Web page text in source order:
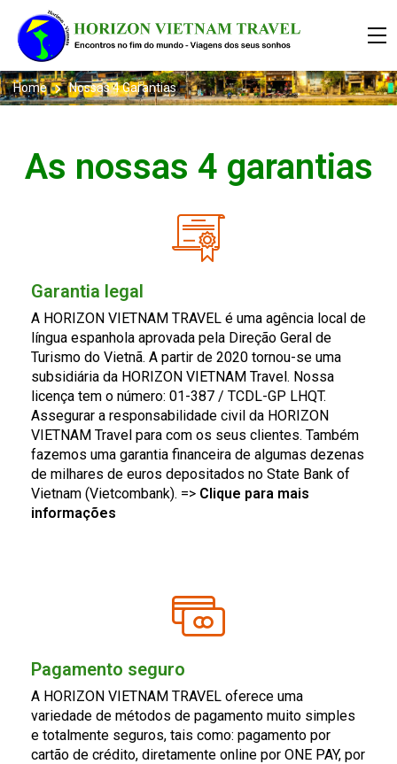
Home Nossas 4 Garantias
As nossas 4 garantias
Garantia legal
A HORIZON VIETNAM TRAVEL é uma agência local de
língua espanhola aprovada pela Direção Geral de
Turismo do Vietnã. A partir de 2020 tornou-se uma
subsidiária da HORIZON VIETNAM Travel. Nossa
licença tem o número: 01-387 / TCDL-GP LHQT.
Assegurar a responsabilidade civil da HORIZON
VIETNAM Travel para com os seus clientes. Também
fazemos uma garantia financeira de algumas dezenas
de milhares de euros depositados no State Bank of
Vietnam (Vietcombank). => Clique para mais
informações
Pagamento seguro
A HORIZON VIETNAM TRAVEL oferece uma
variedade de métodos de pagamento muito simples
e totalmente seguros, tais como: pagamento por
cartão de crédito, diretamente online por ONE PAY, por